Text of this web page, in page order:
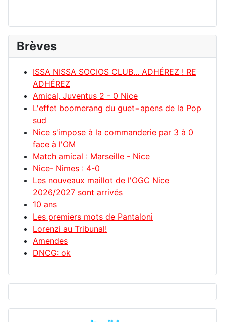
Brèves
ISSA NISSA SOCIOS CLUB... ADHÉREZ ! RE
ADHÉREZ
Amical, Juventus 2 - 0 Nice
L'effet boomerang du guet=apens de la Pop
sud
Nice s'impose à la commanderie par 3 à 0
face à l'OM
Match amical : Marseille - Nice
Nice- Nimes : 4-0
Les nouveaux maillot de l'OGC Nice
2026/2027 sont arrivés
10 ans
Les premiers mots de Pantaloni
Lorenzi au Tribunal!
Amendes
DNCG: ok